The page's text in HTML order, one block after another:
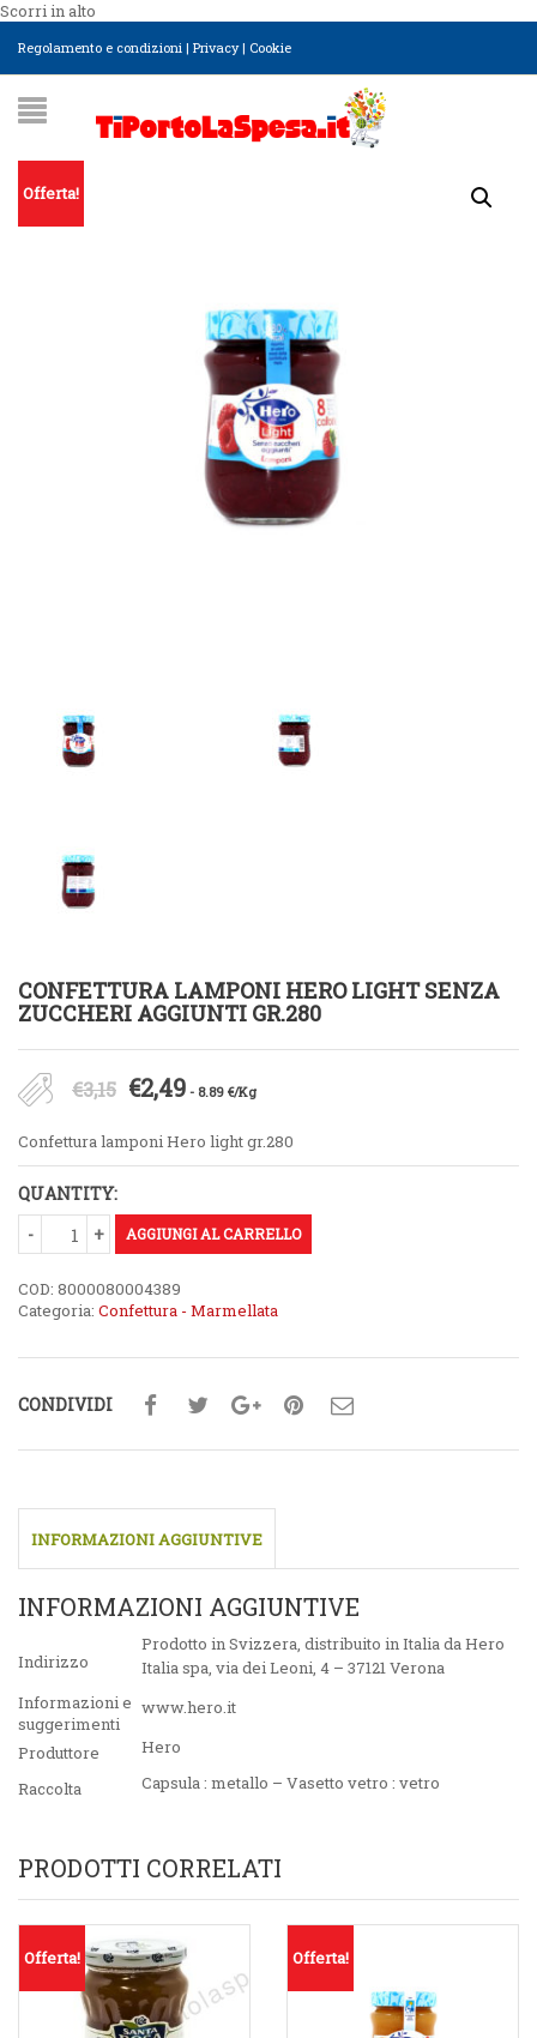
Scorri in alto
Regolamento e condizioni | Privacy| Cookie
Offerta!
CONFETTURA LAMPONI HERO LIGHT SENZA
ZUCCHERI AGGIUNTI GR.280
€3,15 Il
originale
€3,15.
€2,49Il
attuale
€2,49.
- 8.89 €/Kg
Confettura lamponi Hero light gr.280
QUANTITY:
AGGIUNGI AL CARRELLO
COD: 8000080004389
Categoria: Confettura - Marmellata
CONDIVIDI
INFORMAZIONI AGGIUNTIVE
INFORMAZIONI AGGIUNTIVE
Indirizzo
Prodotto in Svizzera, distribuito in Italia da Hero
Italia spa, via dei Leoni, 4 – 37121 Verona
Informazioni e
suggerimenti
www.hero.it
Produttore
Hero
Raccolta
Capsula : metallo – Vasetto vetro : vetro
PRODOTTI CORRELATI
Offerta! Offerta!